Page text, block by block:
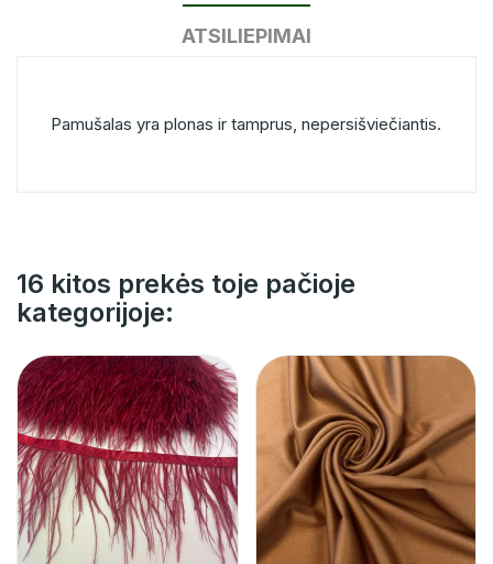
ATSILIEPIMAI
Pamušalas yra plonas ir tamprus, nepersišviečiantis.
16 kitos prekės toje pačioje
kategorijoje: